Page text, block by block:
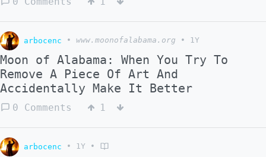
arbocenc • www.moonofalabama.org • 1Y
Moon of Alabama: When You Try To
Remove A Piece Of Art And
Accidentally Make It Better
0 Comments 1
arbocenc • 1Y •